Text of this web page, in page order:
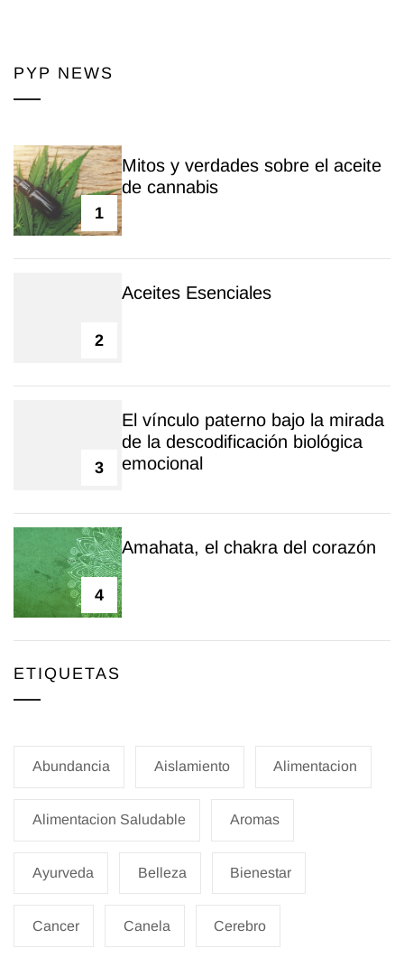
PYP NEWS
1
Mitos y verdades sobre el aceite
de cannabis
2
Aceites Esenciales
3
El vínculo paterno bajo la mirada
de la descodificación biológica
emocional
4
Amahata, el chakra del corazón
ETIQUETAS
Abundancia Aislamiento Alimentacion
Alimentacion Saludable Aromas
Ayurveda Belleza Bienestar
Cancer Canela Cerebro